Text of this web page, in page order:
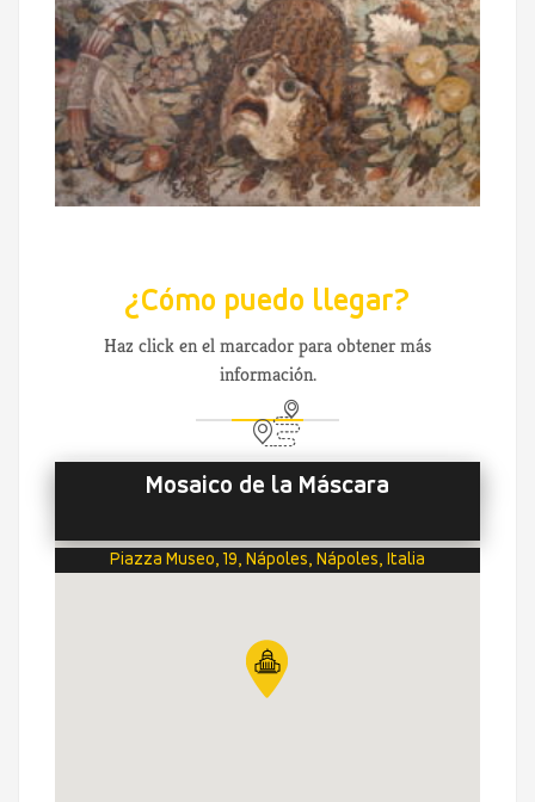
¿Cómo puedo llegar?
Haz click en el marcador para obtener más
información.
Mosaico de la Máscara
Piazza Museo, 19, Nápoles, Nápoles, Italia